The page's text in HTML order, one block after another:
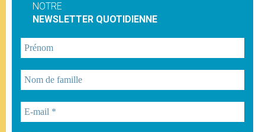
NOTRE
NEWSLETTER QUOTIDIENNE